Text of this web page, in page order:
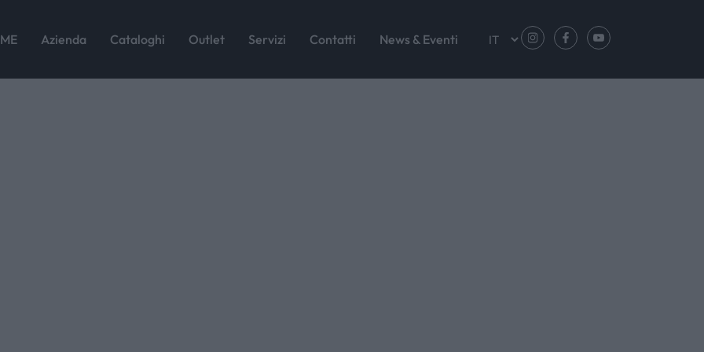
Azienda Cataloghi Outlet Servizi Contatti News & Eventi